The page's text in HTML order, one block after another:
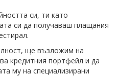
си, ти като
си да получаваш плащания
ще възложим на
кредитния портфейл и да
му на специализирани